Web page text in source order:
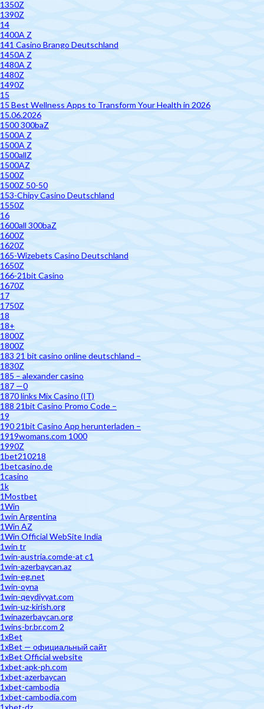
1350Z
1390Z
14
1400A Z
141 Casino Brango Deutschland
1450A Z
1480A Z
1480Z
1490Z
15
15 Best Wellness Apps to Transform Your Health in 2026
15.06.2026
1500 300baZ
1500A Z
1500A Z
1500allZ
1500AZ
1500Z
1500Z 50-50
153-Chipy Casino Deutschland
1550Z
16
1600all 300baZ
1600Z
1620Z
165-Wizebets Casino Deutschland
1650Z
166-21bit Casino
1670Z
17
1750Z
18
18+
1800Z
1800Z
183 21 bit casino online deutschland –
1830Z
185 – alexander casino
187 —0
1870 links Mix Casino (IT)
188 21bit Casino Promo Code –
19
190 21bit Casino App herunterladen –
1919womans.com 1000
1990Z
1bet210218
1betcasino.de
1casino
1k
1Mostbet
1Win
1win Argentina
1Win AZ
1Win Official WebSite India
1win tr
1win-austria.comde-at c1
1win-azerbaycan.az
1win-eg.net
1win-oyna
1win-qeydiyyat.com
1win-uz-kirish.org
1winazerbaycan.org
1wins-br.br.com 2
1xBet
1xBet — официальный сайт
1xBet Official website
1xbet-apk-ph.com
1xbet-azerbaycan
1xbet-cambodia
1xbet-cambodia.com
1xbet-dz